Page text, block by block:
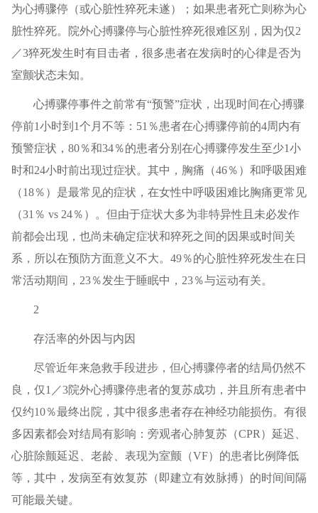
为心搏骤停（或心脏性猝死未遂）；如果患者死亡则称为心
脏性猝死。院外心搏骤停与心脏性猝死很难区别，因为仅2
／3猝死发生时有目击者，很多患者在发病时的心律是否为
室颤状态未知。
心搏骤停事件之前常有“预警”症状，出现时间在心搏骤
停前1小时到1个月不等：51％患者在心搏骤停前的4周内有
预警症状，80％和34％的患者分别在心搏骤停发生至少1小
时和24小时前出现过症状。其中，胸痛（46％）和呼吸困难
（18％）是最常见的症状，在女性中呼吸困难比胸痛更常见
（31％ vs 24％）。但由于症状大多为非特异性且未必发作
前都会出现，也尚未确定症状和猝死之间的因果或时间关
系，所以在预防方面意义不大。49％的心脏性猝死发生在日
常活动期间，23％发生于睡眠中，23％与运动有关。
2
存活率的外因与内因
尽管近年来急救手段进步，但心搏骤停者的结局仍然不
良，仅1／3院外心搏骤停患者的复苏成功，并且所有患者中
仅约10％最终出院，其中很多患者存在神经功能损伤。有很
多因素都会对结局有影响：旁观者心肺复苏（CPR）延迟、
心脏除颤延迟、老龄、表现为室颤（VF）的患者比例降低
等，其中，发病至有效复苏（即建立有效脉搏）的时间间隔
可能最关键。